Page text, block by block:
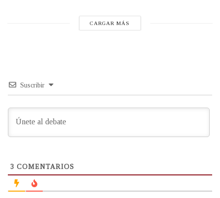
CARGAR MÁS
Suscribir
3 COMENTARIOS